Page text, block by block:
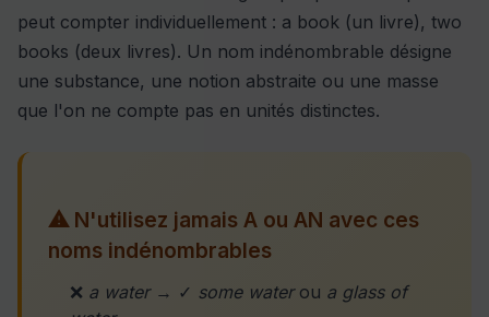
peut compter individuellement : a book (un livre), two
books (deux livres). Un nom indénombrable désigne
une substance, une notion abstraite ou une masse
que l'on ne compte pas en unités distinctes.
⚠ N'utilisez jamais A ou AN avec ces
noms indénombrables
❌ a water→ ✓ some waterou a glass of